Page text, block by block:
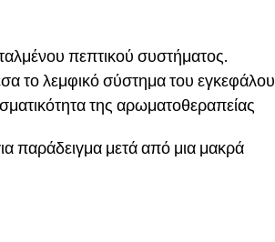
πεπτικού συστήματος.
το λεμφικό σύστημα του εγκεφάλου
της αρωματοθεραπείας
παράδειγμα μετά από μια μακρά